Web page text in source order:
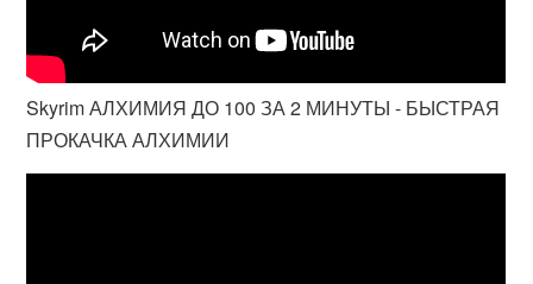
Skyrim АЛХИМИЯ ДО 100 ЗА 2 МИНУТЫ - БЫСТРАЯ
ПРОКАЧКА АЛХИМИИ